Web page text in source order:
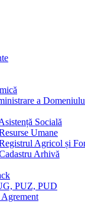
a
Socială
Umane
Agricol și
Arhivă
PUZ, PUD